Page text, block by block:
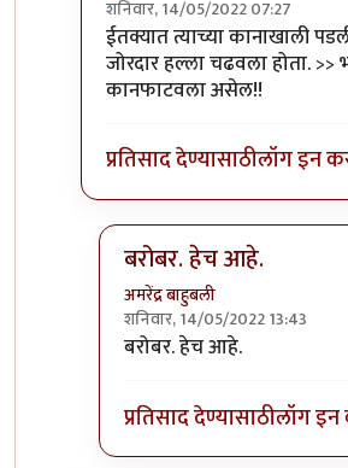
शनिवार, 14/05/2022 07:27
In reply toबहुतेक तो गेम
ईतक्यात त्याच्या कानाखाली
जोरदार हल्ला चढवला होता.
कानफाटवला असेल!!
प्रतिसाद देण्यासाठीलॉग इन
बरोबर. हेच आहे.
अमरेंद्र बाहुबली
शनिवार, 14/05/2022 13:43
In reply toनाय नाय !!
बरोबर. हेच आहे.
प्रतिसाद देण्यासाठीलॉग इन